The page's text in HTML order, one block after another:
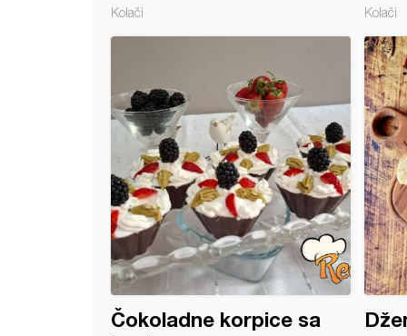
Kolači Kolači
Čokoladne korpice sa
kupinama i sirom